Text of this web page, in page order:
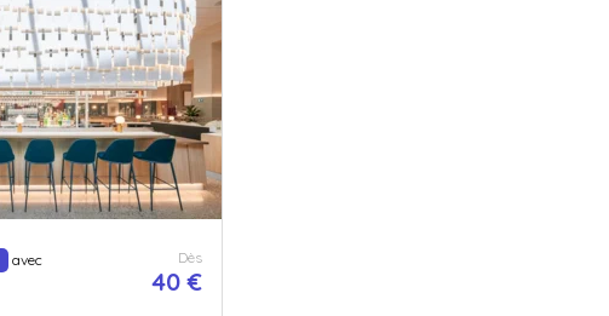
avec Dès
40 €